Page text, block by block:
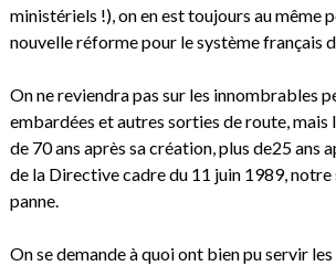
ministériels !), on en est toujours au même
nouvelle réforme pour le système français
On ne reviendra pas sur les innombrables
embardées et autres sorties de route, mais
de 70 ans après sa création, plus de25 ans
de la Directive cadre du 11 juin 1989, notre
panne.
On se demande à quoi ont bien pu servir